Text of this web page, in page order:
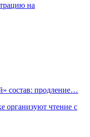
на
состав: продление…
организуют чтение с